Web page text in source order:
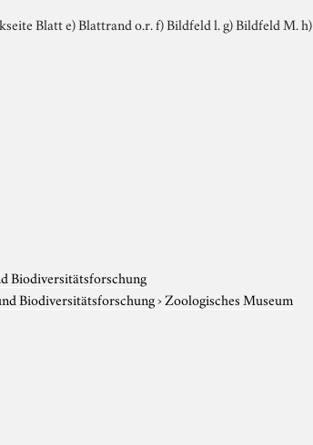
Blatt e) Blattrand o.r. f) Bildfeld l. g) Bildfeld M. h)
Biodiversitätsforschung
Biodiversitätsforschung›Zoologisches Museum